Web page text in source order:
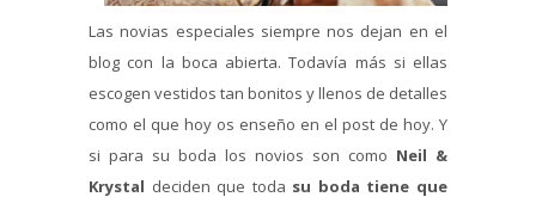
Las novias especiales siempre nos dejan en el
blog con la boca abierta. Todavía más si ellas
escogen vestidos tan bonitos y llenos de detalles
como el que hoy os enseño en el post de hoy. Y
si para su boda los novios son como Neil &
Krystal deciden que toda su boda tiene que